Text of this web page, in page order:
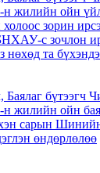
н жилийн ойн
холоос зорин
с зочлон
нөхөд та
бүтээгч
н жилийн ойн
сарын
өндөрлөлөө